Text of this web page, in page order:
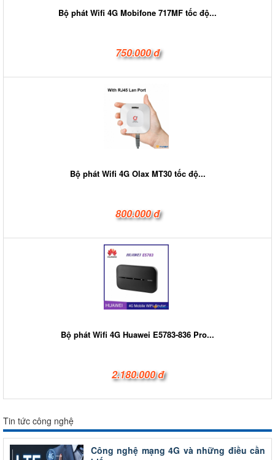
Bộ phát Wifi 4G Mobifone 717MF tốc độ...
750.000 đ
Bộ phát Wifi 4G Olax MT30 tốc độ...
800.000 đ
Bộ phát Wifi 4G Huawei E5783-836 Pro...
2.180.000 đ
Tin tức công nghệ
Công nghệ mạng 4G và những điều cần